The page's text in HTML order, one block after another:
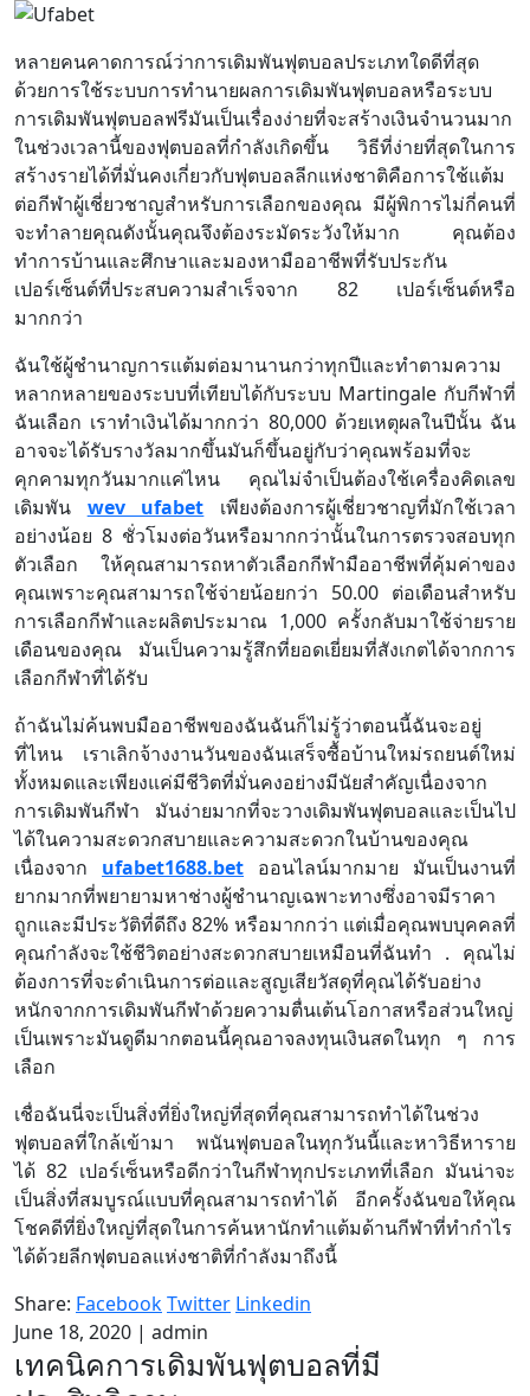
หลายคนคาดการณ์ว่าการเดิมพันฟุตบอลประเภทใดดีที่สุด
ด้วยการใช้ระบบการทำนายผลการเดิมพันฟุตบอลหรือระบบ
การเดิมพันฟุตบอลฟรีมันเป็นเรื่องง่ายที่จะสร้างเงินจำนวนมาก
ในช่วงเวลานี้ของฟุตบอลที่กำลังเกิดขึ้น วิธีที่ง่ายที่สุดในการ
สร้างรายได้ที่มั่นคงเกี่ยวกับฟุตบอลลีกแห่งชาติคือการใช้แต้ม
ต่อกีฬาผู้เชี่ยวชาญสำหรับการเลือกของคุณ มีผู้พิการไม่กี่คนที่
จะทำลายคุณดังนั้นคุณจึงต้องระมัดระวังให้มาก คุณต้อง
ทำการบ้านและศึกษาและมองหามืออาชีพที่รับประกัน
เปอร์เซ็นต์ที่ประสบความสำเร็จจาก 82 เปอร์เซ็นต์หรือ
มากกว่า
ฉันใช้ผู้ชำนาญการแต้มต่อมานานกว่าทุกปีและทำตามความ
หลากหลายของระบบที่เทียบได้กับระบบ Martingale กับกีฬาที่
ฉันเลือก เราทำเงินได้มากกว่า 80,000 ด้วยเหตุผลในปีนั้น ฉัน
อาจจะได้รับรางวัลมากขึ้นมันก็ขึ้นอยู่กับว่าคุณพร้อมที่จะ
คุกคามทุกวันมากแค่ไหน คุณไม่จำเป็นต้องใช้เครื่องคิดเลข
เดิมพัน wev ufabet เพียงต้องการผู้เชี่ยวชาญที่มักใช้เวลา
อย่างน้อย 8 ชั่วโมงต่อวันหรือมากกว่านั้นในการตรวจสอบทุก
ตัวเลือก ให้คุณสามารถหาตัวเลือกกีฬามืออาชีพที่คุ้มค่าของ
คุณเพราะคุณสามารถใช้จ่ายน้อยกว่า 50.00 ต่อเดือนสำหรับ
การเลือกกีฬาและผลิตประมาณ 1,000 ครั้งกลับมาใช้จ่ายราย
เดือนของคุณ มันเป็นความรู้สึกที่ยอดเยี่ยมที่สังเกตได้จากการ
เลือกกีฬาที่ได้รับ
ถ้าฉันไม่ค้นพบมืออาชีพของฉันฉันก็ไม่รู้ว่าตอนนี้ฉันจะอยู่
ที่ไหน เราเลิกจ้างงานวันของฉันเสร็จซื้อบ้านใหม่รถยนต์ใหม่
ทั้งหมดและเพียงแค่มีชีวิตที่มั่นคงอย่างมีนัยสำคัญเนื่องจาก
การเดิมพันกีฬา มันง่ายมากที่จะวางเดิมพันฟุตบอลและเป็นไป
ได้ในความสะดวกสบายและความสะดวกในบ้านของคุณ
เนื่องจาก ufabet1688.bet ออนไลน์มากมาย มันเป็นงานที่
ยากมากที่พยายามหาช่างผู้ชำนาญเฉพาะทางซึ่งอาจมีราคา
ถูกและมีประวัติที่ดีถึง 82% หรือมากกว่า แต่เมื่อคุณพบบุคคลที่
คุณกำลังจะใช้ชีวิตอย่างสะดวกสบายเหมือนที่ฉันทำ . คุณไม่
ต้องการที่จะดำเนินการต่อและสูญเสียวัสดุที่คุณได้รับอย่าง
หนักจากการเดิมพันกีฬาด้วยความตื่นเต้นโอกาสหรือส่วนใหญ่
เป็นเพราะมันดูดีมากตอนนี้คุณอาจลงทุนเงินสดในทุก ๆ การ
เลือก
เชื่อฉันนี่จะเป็นสิ่งที่ยิ่งใหญ่ที่สุดที่คุณสามารถทำได้ในช่วง
ฟุตบอลที่ใกล้เข้ามา พนันฟุตบอลในทุกวันนี้และหาวิธีหาราย
ได้ 82 เปอร์เซ็นหรือดีกว่าในกีฬาทุกประเภทที่เลือก มันน่าจะ
เป็นสิ่งที่สมบูรณ์แบบที่คุณสามารถทำได้ อีกครั้งฉันขอให้คุณ
โชคดีที่ยิ่งใหญ่ที่สุดในการค้นหานักทำแต้มด้านกีฬาที่ทำกำไร
ได้ด้วยลีกฟุตบอลแห่งชาติที่กำลังมาถึงนี้
Share: FacebookTwitter Linkedin
June 18, 2020 | admin
เทคนิคการเดิมพันฟุตบอลที่มี